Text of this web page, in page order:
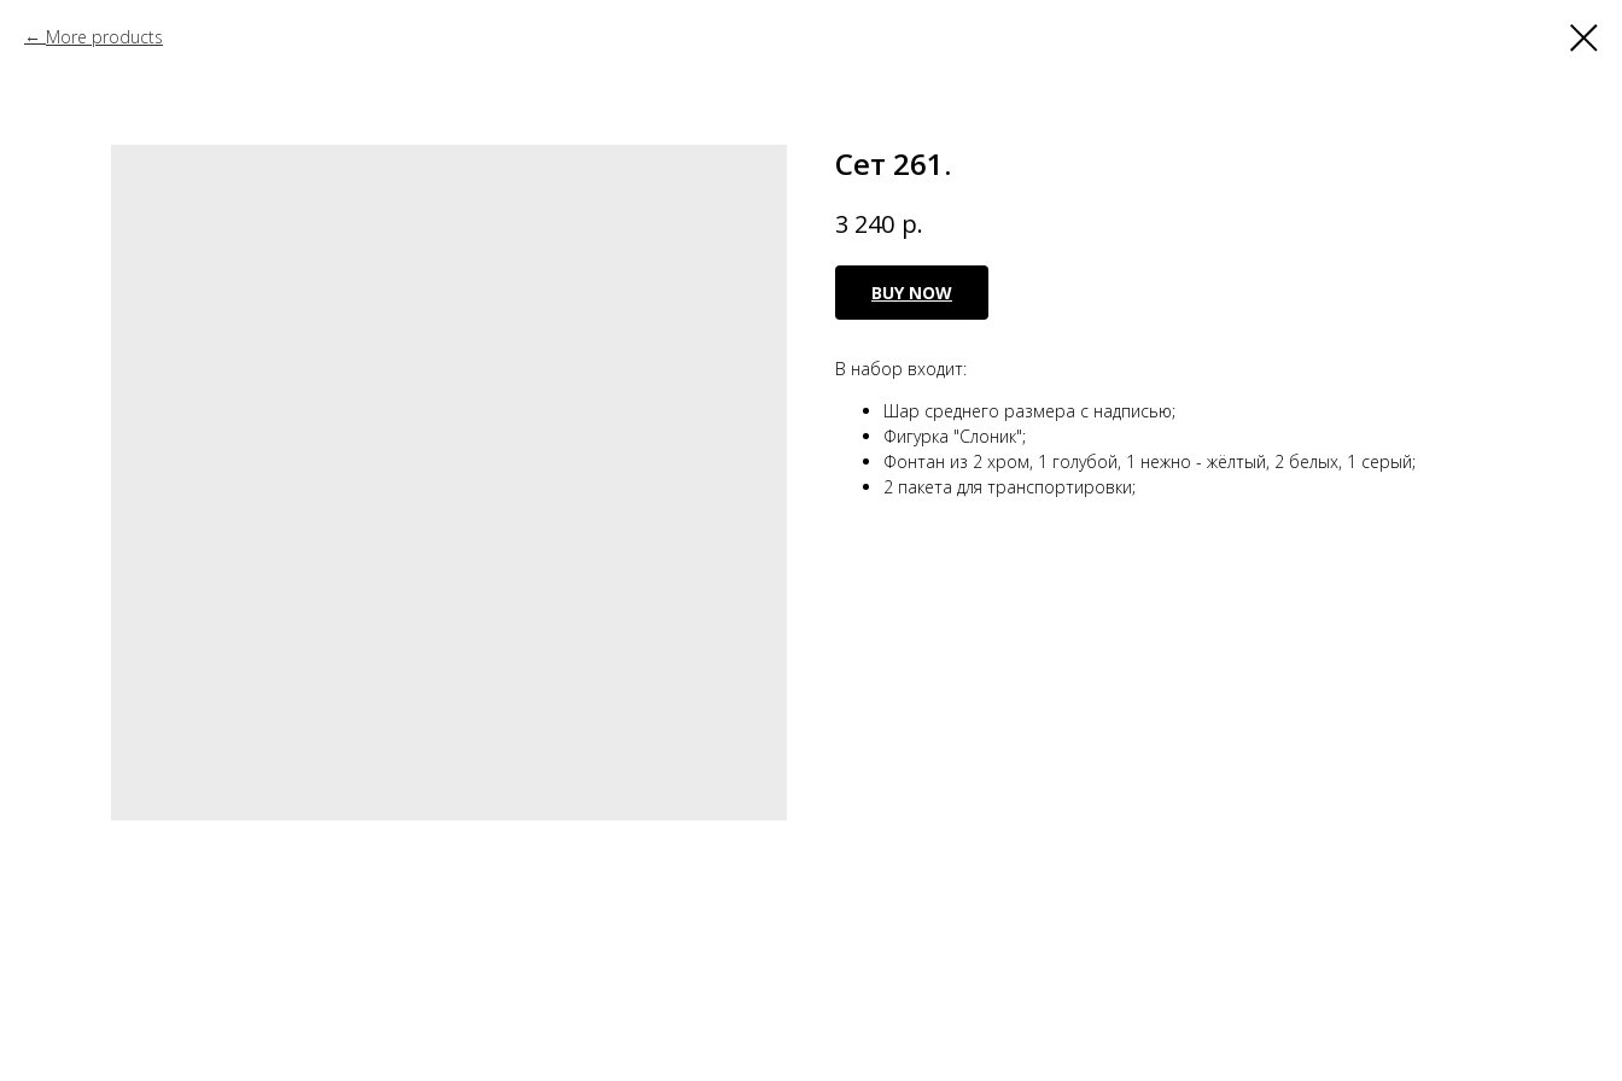
More products
Сет 261.
3 240 р.
BUY NOW
В набор входит:
Шар среднего размера с надписью;
Фигурка "Слоник";
Фонтан из 2 хром, 1 голубой, 1 нежно - жёлтый, 2 белых, 1 серый;
2 пакета для транспортировки;